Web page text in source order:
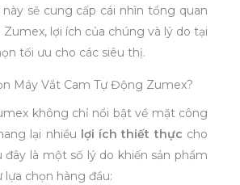
này sẽ cung cấp cái nhìn tổng quan
lợi ích của chúng và lý do tại
tối ưu cho các siêu thị.
Máy Vắt Cam Tự Động Zumex?
không chỉ nổi bật về mặt công
lại nhiều lợi ích thiết thực cho
đây là một số lý do khiến sản phẩm
lựa chọn hàng đầu: